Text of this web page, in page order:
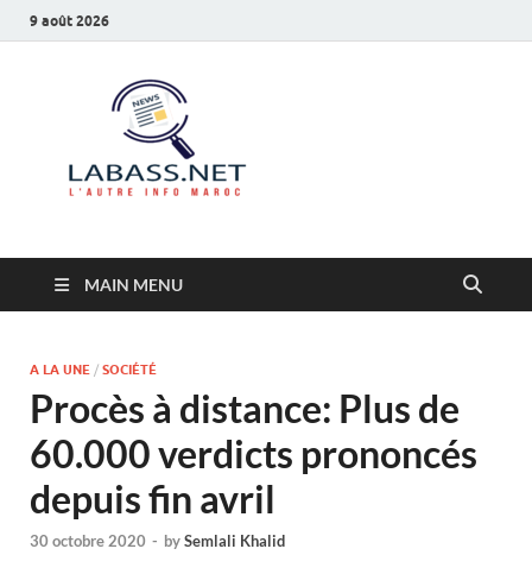
9 août 2026
MAIN MENU
A LA UNE / SOCIÉTÉ
Procès à distance: Plus de
60.000 verdicts prononcés
depuis fin avril
30 octobre 2020 - bySemlali Khalid